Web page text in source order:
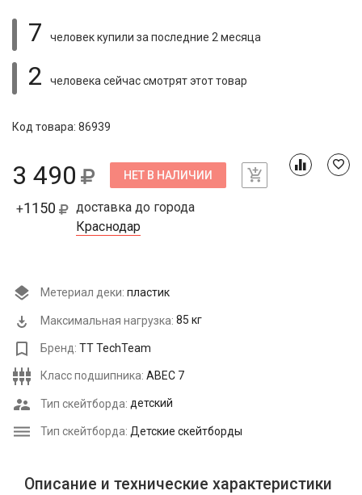
7 человек купили за последние 2 месяца
2 человека сейчас смотрятэтот товар
Код товара: 86939
3 490 НЕТ В НАЛИЧИИ
+1150
доставка до города
Краснодар
Метериал деки: пластик
Максимальная нагрузка: 85 кг
Бренд: TT TechTeam
Класс подшипника: ABEC 7
Тип скейтборда: детский
Тип скейтборда: Детские скейтборды
Описание и технические характеристики